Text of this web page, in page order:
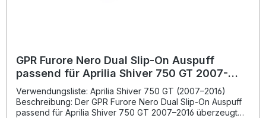
GPR Furore Nero Dual Slip-On Auspuff
passend für Aprilia Shiver 750 GT 2007-
2016
Verwendungsliste: Aprilia Shiver 750 GT (2007–2016)
Beschreibung: Der GPR Furore Nero Dual Slip-On Auspuff
passend für Aprilia Shiver 750 GT 2007–2016 überzeugt